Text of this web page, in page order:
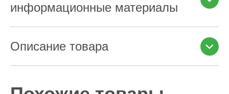
информационные материалы
Описание товара